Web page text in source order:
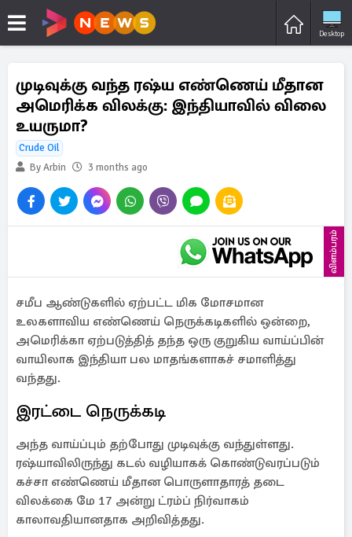
Desktop
முடிவுக்கு வந்த ரஷ்ய எண்ணெய் மீதான
அமெரிக்க விலக்கு: இந்தியாவில் விலை
உயருமா?
Crude Oil
By Arbin
3 months ago
விளம்பரம்
சமீப ஆண்டுகளில் ஏற்பட்ட மிக மோசமான
உலகளாவிய எண்ணெய் நெருக்கடிகளில் ஒன்றை,
அமெரிக்கா ஏற்படுத்தித் தந்த ஒரு குறுகிய வாய்ப்பின்
வாயிலாக இந்தியா பல மாதங்களாகச் சமாளித்து
வந்தது.
இரட்டை நெருக்கடி
அந்த வாய்ப்பும் தற்போது முடிவுக்கு வந்துள்ளது.
ரஷ்யாவிலிருந்து கடல் வழியாகக் கொண்டுவரப்படும்
கச்சா எண்ணெய் மீதான பொருளாதாரத் தடை
விலக்கை மே 17 அன்று ட்ரம்ப் நிர்வாகம்
காலாவதியானதாக அறிவித்தது.